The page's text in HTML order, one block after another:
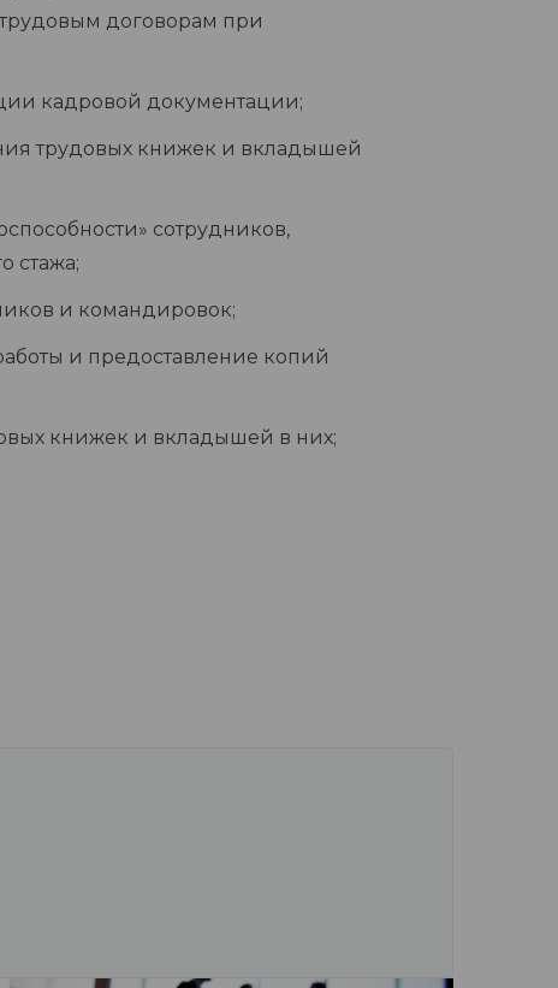
договорам при
кадровой документации;
трудовых книжек и вкладышей
сотрудников,
стажа;
и командировок;
и предоставление копий
книжек и вкладышей в них;